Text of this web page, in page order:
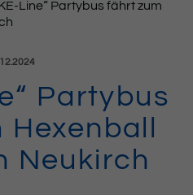
Line“ Partybus fährt zum
am:
Partybus
Neukirch